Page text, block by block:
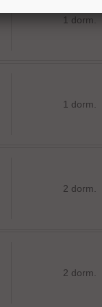
1 dorm.
1 dorm.
2 dorm.
2 dorm.